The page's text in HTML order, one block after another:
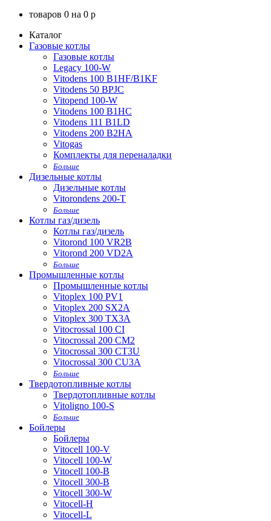
товаров 0 на 0 p
Каталог
Газовые котлы
Газовые котлы
Legacy 100-W
Vitodens 100 B1HF/B1KF
Vitodens 50 BPJC
Vitopend 100-W
Vitodens 100 B1HC
Vitodens 111 B1LD
Vitodens 200 B2HA
Vitogas
Комплекты для переналадки
Больше
Дизельные котлы
Дизельные котлы
Vitorondens 200-T
Больше
Котлы газ/дизель
Котлы газ/дизель
Vitorond 100 VR2B
Vitorond 200 VD2A
Больше
Промышленные котлы
Промышленные котлы
Vitoplex 100 PV1
Vitoplex 200 SX2A
Vitoplex 300 TX3A
Vitocrossal 100 CI
Vitocrossal 200 CM2
Vitocrossal 300 CT3U
Vitocrossal 300 CU3A
Больше
Твердотопливные котлы
Твердотопливные котлы
Vitoligno 100-S
Больше
Бойлеры
Бойлеры
Vitocell 100-V
Vitocell 100-W
Vitocell 100-B
Vitocell 300-B
Vitocell 300-W
Vitocell-H
Vitocell-L